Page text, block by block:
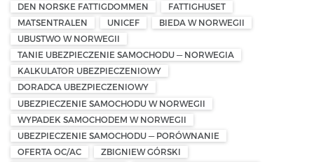
DEN NORSKE FATTIGDOMMEN
FATTIGHUSET
MATSENTRALEN
UNICEF
BIEDA W NORWEGII
UBUSTWO W NORWEGII
TANIE UBEZPIECZENIE SAMOCHODU — NORWEGIA
KALKULATOR UBEZPIECZENIOWY
DORADCA UBEZPIECZENIOWY
UBEZPIECZENIE SAMOCHODU W NORWEGII
WYPADEK SAMOCHODEM W NORWEGII
UBEZPIECZENIE SAMOCHODU — PORÓWNANIE
OFERTA OC/AC
ZBIGNIEW GÓRSKI